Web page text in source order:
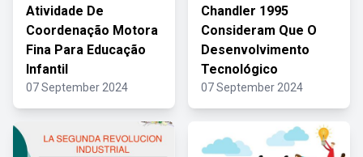
Atividade De
Coordenação Motora
Fina Para Educação
Infantil
07 September 2024
Chandler 1995
Consideram Que O
Desenvolvimento
Tecnológico
07 September 2024